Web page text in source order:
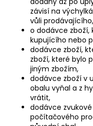
závisí na
vůli prodávajícího,
o dodávce zboží,
kupujícího nebo
dodávce zboží,
zboží, které bylo
jiným zbožím,
dodávce zboží v
obalu vyňal a z
vrátit,
dodávce
počítačového